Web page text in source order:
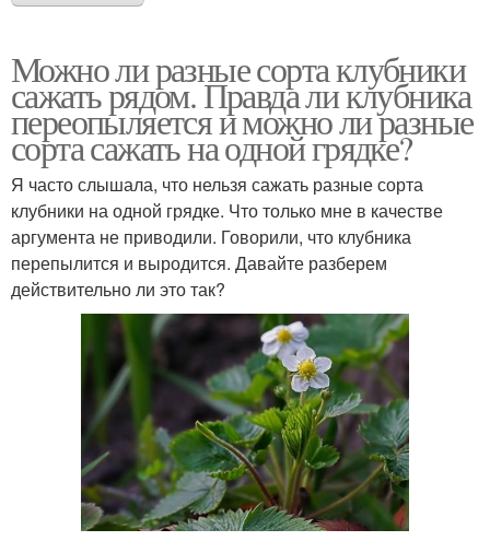
Можно ли разные сорта клубники
сажать рядом. Правда ли клубника
переопыляется и можно ли разные
сорта сажать на одной грядке?
Я часто слышала, что нельзя сажать разные сорта
клубники на одной грядке. Что только мне в качестве
аргумента не приводили. Говорили, что клубника
перепылится и выродится. Давайте разберем
действительно ли это так?